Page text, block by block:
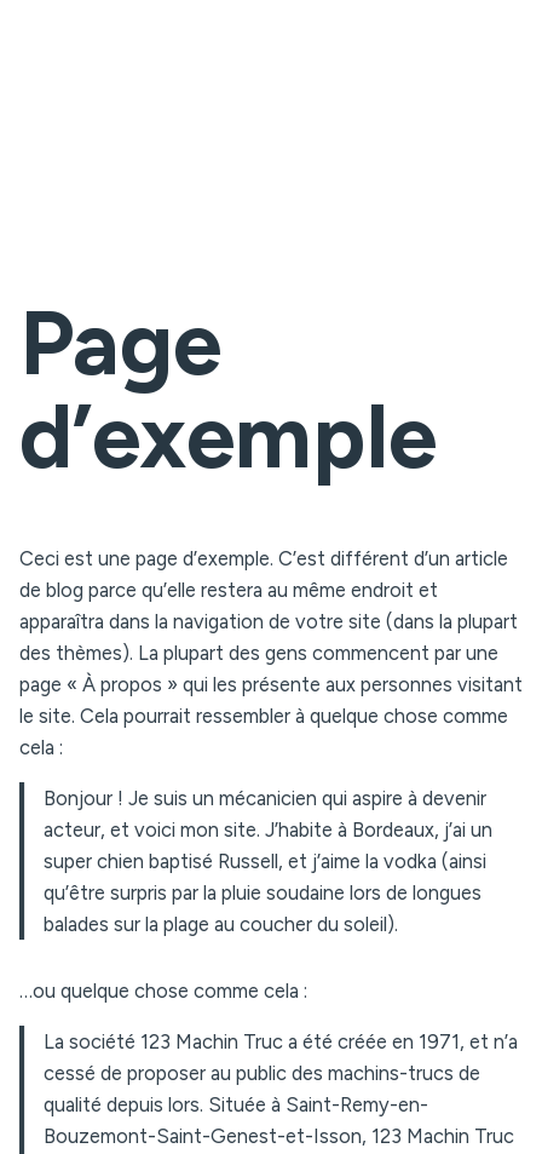
Page
d’exemple
Ceci est une page d’exemple. C’est différent d’un article
de blog parce qu’elle restera au même endroit et
apparaîtra dans la navigation de votre site (dans la plupart
des thèmes). La plupart des gens commencent par une
page « À propos » qui les présente aux personnes visitant
le site. Cela pourrait ressembler à quelque chose comme
cela :
Bonjour ! Je suis un mécanicien qui aspire à devenir
acteur, et voici mon site. J’habite à Bordeaux, j’ai un
super chien baptisé Russell, et j’aime la vodka (ainsi
qu’être surpris par la pluie soudaine lors de longues
balades sur la plage au coucher du soleil).
…ou quelque chose comme cela :
La société 123 Machin Truc a été créée en 1971, et n’a
cessé de proposer au public des machins-trucs de
qualité depuis lors. Située à Saint-Remy-en-
Bouzemont-Saint-Genest-et-Isson, 123 Machin Truc